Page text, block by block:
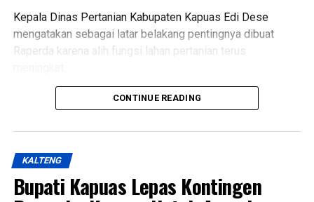
Messenger 0 Twitter/X 0
Kepala Dinas Pertanian Kabupaten Kapuas Edi Dese
mengatakan sebagai latar belakang pentingnya dibuat
Raperda karena alih fungsi lahan pertanian terus
“Penyusunan Raperda sebagai dasar perlindungan lahan
hukum UU Nomor 41 Tahun 2009 tentang Perlindungan
LP2B PP Nomor 1 Tahun 2011 kemudian Peraturan
pelaksana lainnya yakni Keputusan Bupati Kapuas Nomor
CONTINUE READING
KALTENG
Bupati Kapuas Lepas Kontingen